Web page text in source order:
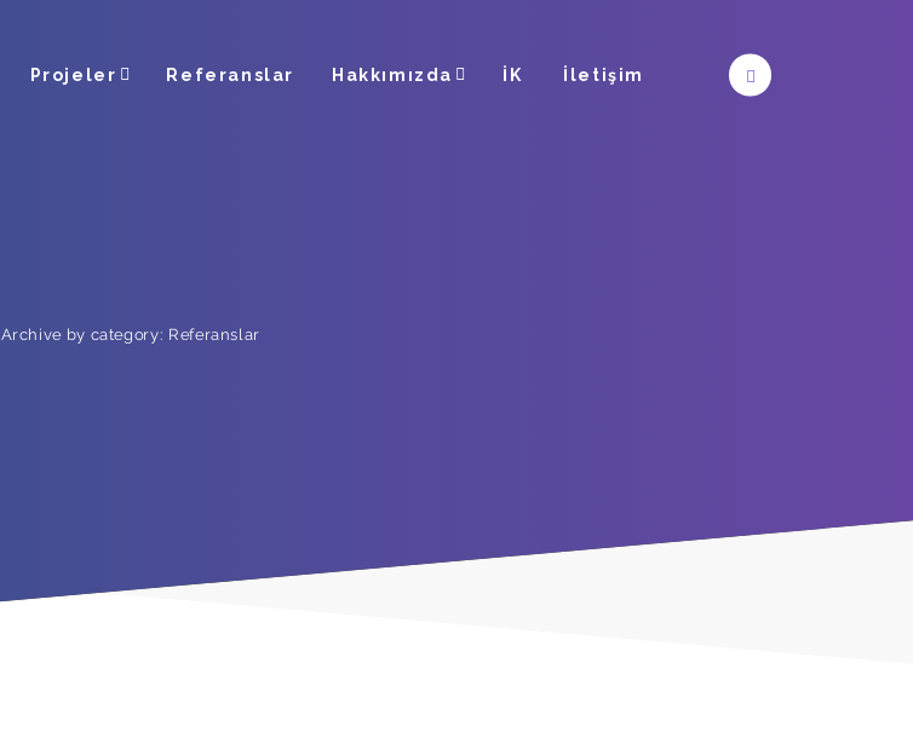
Projeler Referanslar Hakkımızda İK İletişim
Archive by category: Referanslar